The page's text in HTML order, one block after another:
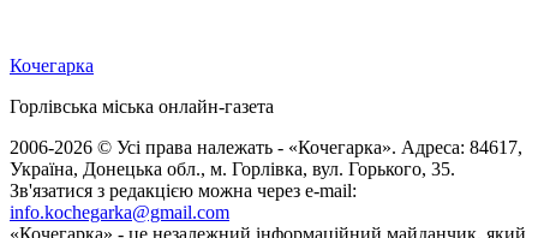
Кочегарка
Горлівська міська онлайн-газета
2006-2026 © Усі права належать - «Кочегарка». Адреса: 84617,
Україна, Донецька обл., м. Горлівка, вул. Горького, 35.
Зв'язатися з редакцією можна через e-mail:
info.kochegarka@gmail.com
«Кочегарка» - це незалежний інформаційний майданчик, який